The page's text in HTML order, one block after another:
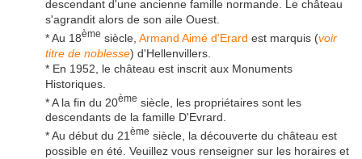
descendant d'une ancienne famille normande. Le château
s'agrandit alors de son aile Ouest.
* Au 18ème siècle, Armand Aimé d'Erard est marquis (voir
titre de noblesse) d'Hellenvillers.
* En 1952, le château est inscrit aux Monuments
Historiques.
* A la fin du 20ème siècle, les propriétaires sont les
descendants de la famille D'Evrard.
* Au début du 21 ème siècle, la découverte du château est
possible en été. Veuillez vous renseigner sur les horaires et